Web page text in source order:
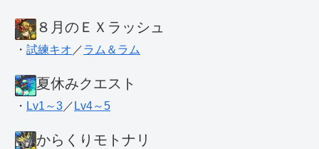
８月のＥＸラッシュ
・ 試練キオ ／ラム＆ラム
夏休みクエスト
・ Lv1～3 ／ Lv4～5
からくりモトナリ